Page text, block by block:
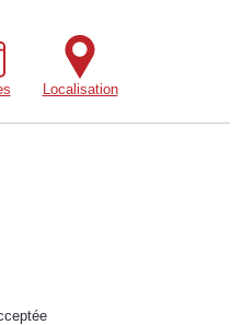
Localisation